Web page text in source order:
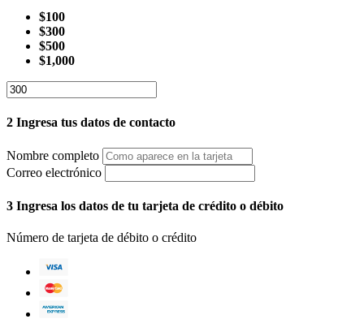
$100
$300
$500
$1,000
2 Ingresa tus datos de contacto
Nombre completo
Correo electrónico
3 Ingresa los datos de tu tarjeta de crédito o débito
Número de tarjeta de débito o crédito